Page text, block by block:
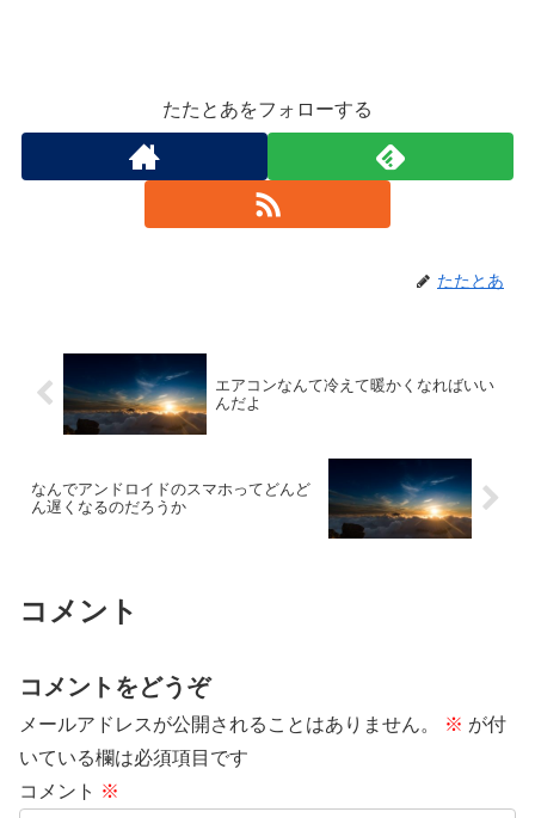
たたとあをフォローする
たたとあ
エアコンなんて冷えて暖かくなればいい
んだよ
なんでアンドロイドのスマホってどんど
ん遅くなるのだろうか
コメント
コメントをどうぞ
メールアドレスが公開されることはありません。 ※ が付
いている欄は必須項目です
コメント ※